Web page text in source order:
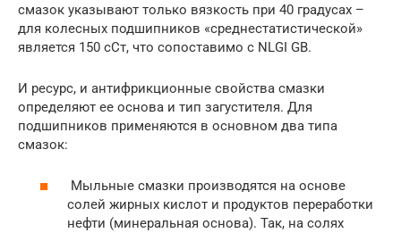
смазок указывают только вязкость при 40 градусах –
для колесных подшипников «среднестатистической»
является 150 сСт, что сопоставимо с NLGI GB.
И ресурс, и антифрикционные свойства смазки
определяют ее основа и тип загустителя. Для
подшипников применяются в основном два типа
смазок:
Мыльные смазки производятся на основе
солей жирных кислот и продуктов переработки
нефти (минеральная основа). Так, на солях